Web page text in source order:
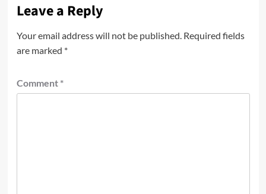
Leave a Reply
Your email address will not be published. Required fields
are marked *
Comment *